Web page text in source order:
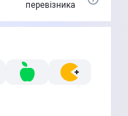
перевізника